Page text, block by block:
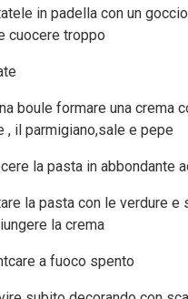
in padella con un
cuocere troppo
boule formare una crema
, il parmigiano,sale e pepe
la pasta in abbondante
la pasta con le verdure e
la crema
a fuoco spento